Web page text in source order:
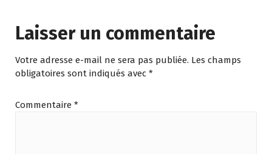
Laisser un commentaire
Votre adresse e-mail ne sera pas publiée. Les champs
obligatoires sont indiqués avec *
Commentaire *